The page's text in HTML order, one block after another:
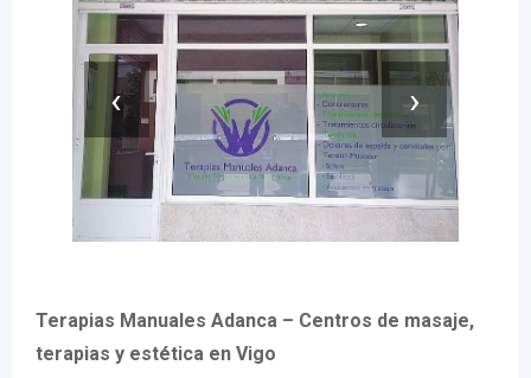
‹ ›
Terapias Manuales Adanca – Centros de masaje,
terapias y estética en Vigo